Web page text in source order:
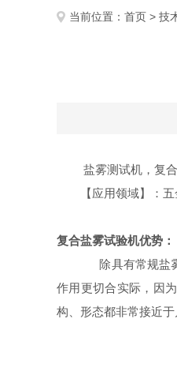
当前位置： 首页 > 技
盐雾测试机，复
【应用领域】：
复合盐雾试验机优势：
除具有常规盐
作用更切合实际，因
构、形态都非常接近